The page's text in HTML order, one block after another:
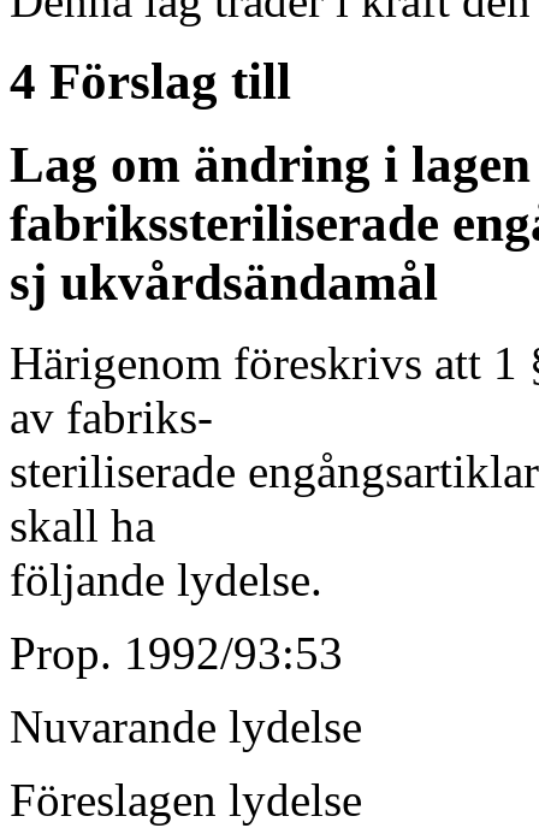
4 Förslag till
Lag om ändring i
fabrikssteriliserade
sj ukvårdsändamål
Härigenom föreskrivs att
av fabriks-
steriliserade
skall ha
följande lydelse.
Prop. 1992/93:53
Nuvarande lydelse
Föreslagen lydelse